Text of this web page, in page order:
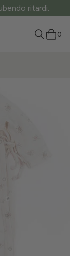
sito ufficiale.
0